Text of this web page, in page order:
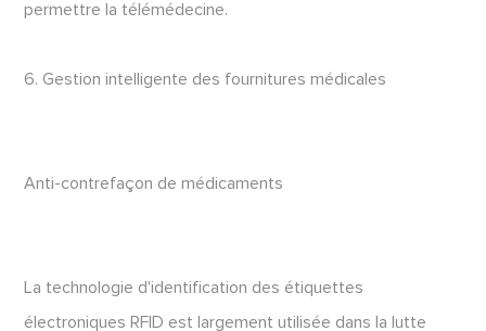
permettre la télémédecine.
6. Gestion intelligente des fournitures médicales
Anti-contrefaçon de médicaments
La technologie d'identification des étiquettes
électroniques RFID est largement utilisée dans la lutte